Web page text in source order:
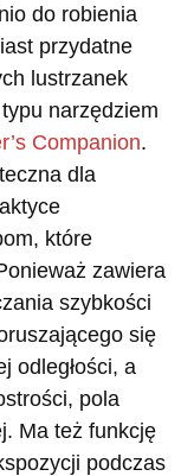
do robienia
przydatne
lustrzanek
narzędziem
Companion.
dla
które
zawiera
szybkości
się
odległości, a
pola
Ma też funkcję
podczas